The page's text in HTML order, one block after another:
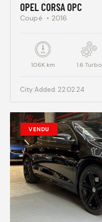
OPEL CORSA OPC
Coupé 2016
106K km 1.6 Turbo
City:Added: 22.02.24
VENDU